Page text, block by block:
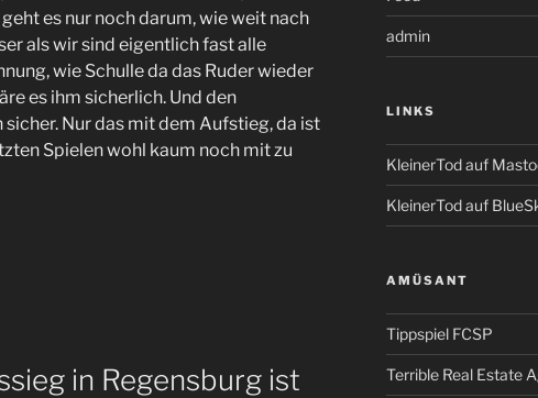
es nur noch darum, wie weit nach
als wir sind eigentlich fast alle
wie Schulle da das Ruder wieder
es ihm sicherlich. Und den
Nur das mit dem Aufstieg, da ist
Spielen wohl kaum noch mit zu
in Regensburg ist
admin
LINKS
KleinerTod auf
KleinerTod auf
AMÜSANT
Tippspiel FCSP
Terrible Real Estate